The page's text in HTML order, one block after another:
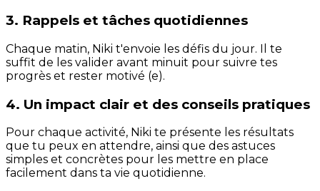
3. Rappels et tâches quotidiennes
Chaque matin, Niki t'envoie les défis du jour. Il te
suffit de les valider avant minuit pour suivre tes
progrès et rester motivé (e).
4. Un impact clair et des conseils pratiques
Pour chaque activité, Niki te présente les résultats
que tu peux en attendre, ainsi que des astuces
simples et concrètes pour les mettre en place
facilement dans ta vie quotidienne.